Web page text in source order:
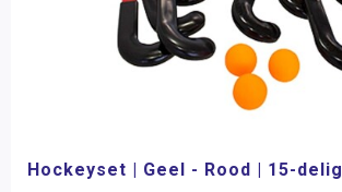
Hockeyset | Geel - Rood | 15-delig